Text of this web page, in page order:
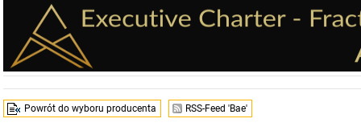
Powrót do wyboru producenta RSS-Feed 'Bae'